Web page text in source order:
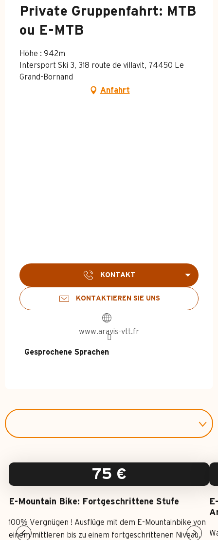
Private Gruppenfahrt: MTB
ou E-MTB
Höhe : 942m
Intersport Ski 3, 318 route de villavit, 74450 Le
Grand-Bornand
Anfahrt
KONTAKT
KONTAKTIEREN SIE UNS
www.aravis-vtt.fr
Gesprochene Sprachen
Gesprochene Sprachen
75 €
E-Mountain Bike: Fortgeschrittene Stufe
100% Vergnügen ! Ausflüge mit dem E-Mountainbike von
einem mittleren bis zu einem fortgeschrittenen Niveau.